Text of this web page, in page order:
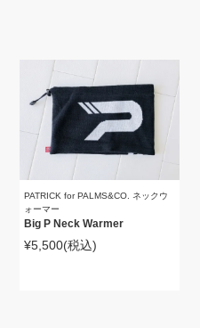
PATRICK for PALMS&CO. ネックウ
ォーマー
Big P Neck Warmer
¥5,500(税込)